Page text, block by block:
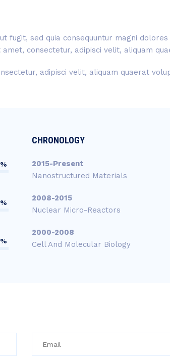
sed quia consequuntur magni
consectetur, adipisci velit, aliquam
adipisci velit, aliquam quaerat
CHRONOLOGY
2015-Present
Nanostructured Materials
2008-2015
Nuclear Micro-Reactors
2000-2008
Cell And Molecular Biology